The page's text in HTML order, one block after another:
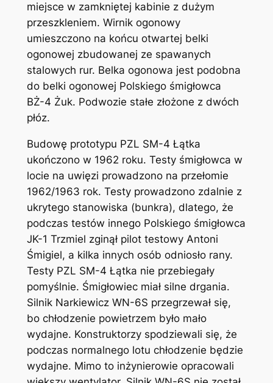
miejsce w zamkniętej kabinie z dużym
przeszkleniem. Wirnik ogonowy
umieszczono na końcu otwartej belki
ogonowej zbudowanej ze spawanych
stalowych rur. Belka ogonowa jest podobna
do belki ogonowej Polskiego śmigłowca
BŻ-4 Żuk. Podwozie stałe złożone z dwóch
płóz.
Budowę prototypu PZL SM-4 Łątka
ukończono w 1962 roku. Testy śmigłowca w
locie na uwięzi prowadzono na przełomie
1962/1963 rok. Testy prowadzono zdalnie z
ukrytego stanowiska (bunkra), dlatego, że
podczas testów innego Polskiego śmigłowca
JK-1 Trzmiel zginął pilot testowy Antoni
Śmigiel, a kilka innych osób odniosło rany.
Testy PZL SM-4 Łątka nie przebiegały
pomyślnie. Śmigłowiec miał silne drgania.
Silnik Narkiewicz WN-6S przegrzewał się,
bo chłodzenie powietrzem było mało
wydajne. Konstruktorzy spodziewali się, że
podczas normalnego lotu chłodzenie będzie
wydajne. Mimo to inżynierowie opracowali